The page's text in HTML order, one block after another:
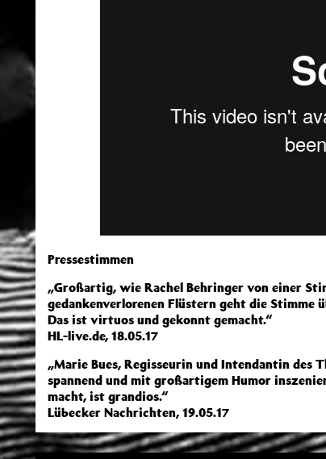
Pressestimmen
„Großartig, wie Rachel Behringer von einer
gedankenverlorenen Flüstern geht die
Das ist virtuos und gekonnt gemacht.“
HL-live.de, 18.05.17
„Marie Bues, Regisseurin und Intendantin des
spannend und mit großartigem Humor
macht, ist grandios.“
Lübecker Nachrichten, 19.05.17